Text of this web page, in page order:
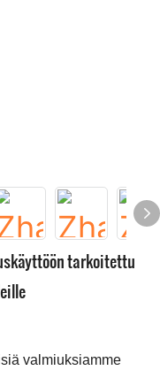
tarkoitettu
valmiuksiamme